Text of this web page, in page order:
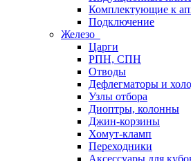
Комплектующие к
Подключение
Железо
Царги
РПН, СПН
Отводы
Дефлегматоры и
Узлы отбора
Диоптры, колонны
Джин-корзины
Хомут-кламп
Переходники
Аксессуары для